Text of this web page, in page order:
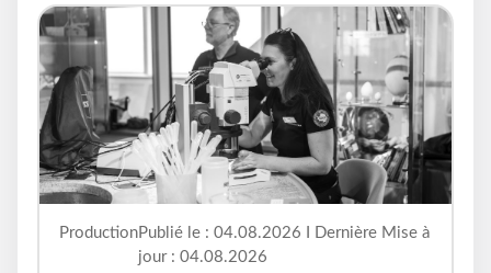
ProductionPublié le : 04.08.2026 I Dernière Mise à
jour : 04.08.2026